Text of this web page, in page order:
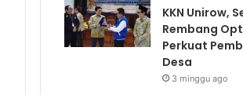
KKN Unirow,
Rembang
Perkuat
Desa
3 minggu ago